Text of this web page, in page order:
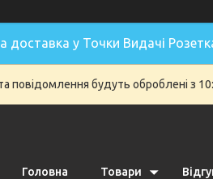
доставка у Точки Видачі
повідомлення будуть оброблені з
Головна Товари